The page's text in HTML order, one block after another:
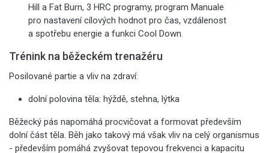
Hill a Fat Burn, 3 HRC programy, program Manuale
pro nastavení cílových hodnot pro čas, vzdálenost
a spotřebu energie a funkci Cool Down.
Trénink na běžeckém trenažéru
Posilované partie a vliv na zdraví:
dolní polovina těla: hýždě, stehna, lýtka
Běžecký pás napomáhá procvičovat a formovat především
dolní část těla. Běh jako takový má však vliv na celý organismus
- především pomáhá zvyšovat tepovou frekvenci a kapacitu